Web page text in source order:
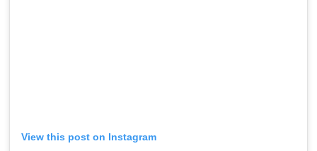
View this post on Instagram